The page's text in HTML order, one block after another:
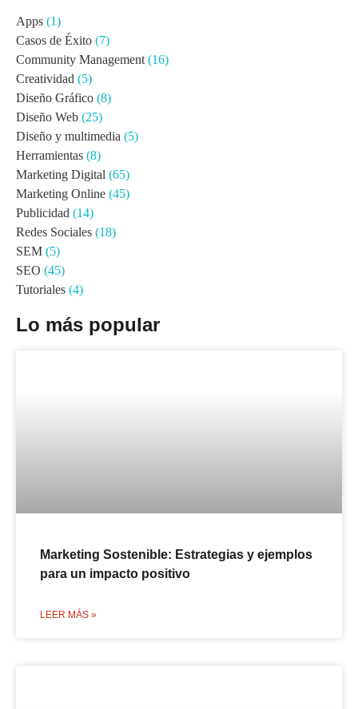
Apps (1)
Casos de Éxito (7)
Community Management (16)
Creatividad (5)
Diseño Gráfico (8)
Diseño Web (25)
Diseño y multimedia (5)
Herramientas (8)
Marketing Digital (65)
Marketing Online (45)
Publicidad (14)
Redes Sociales (18)
SEM (5)
SEO (45)
Tutoriales (4)
Lo más popular
Marketing Sostenible: Estrategias y ejemplos
para un impacto positivo
LEER MÁS »